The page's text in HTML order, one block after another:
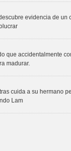
evidencia de
que accidentalmente
madurar.
cuida a su hermano
Lam